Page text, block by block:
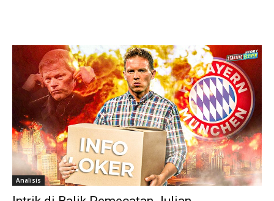
Analisis